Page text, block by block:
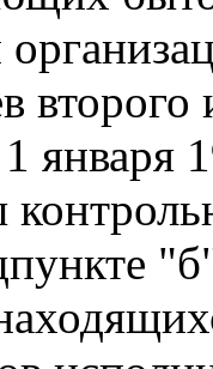
января